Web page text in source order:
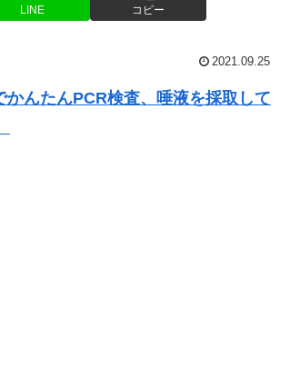
LINE コピー
2021.09.25
かんたんPCR検査、唾液を採取して